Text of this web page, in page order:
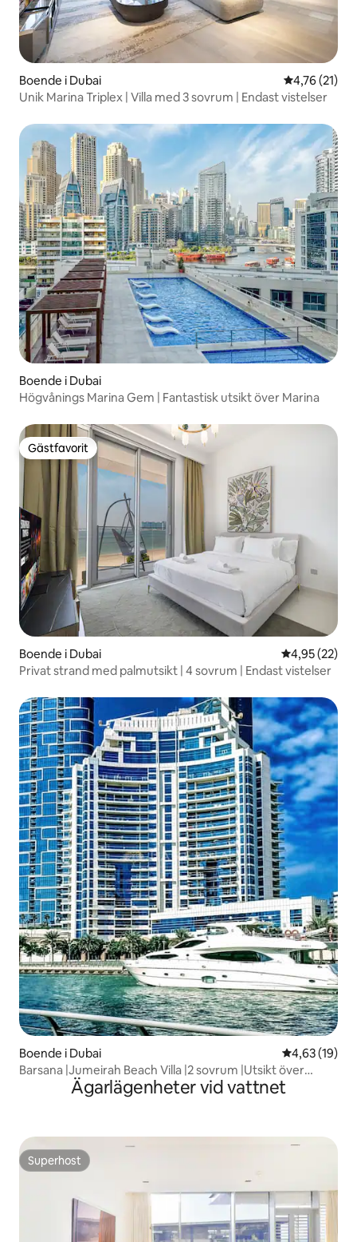
Boende i Dubai 4,76 av 5 i
4,76 (21)
Unik Marina Triplex | Villa med 3 sovrum | Endast vistelser
Boende i Dubai
Högvånings Marina Gem | Fantastisk utsikt över Marina
Gästfavorit
Gästfavorit
Boende i Dubai 4,95 av 5 i
4,95 (22)
Privat strand med palmutsikt | 4 sovrum | Endast vistelser
Boende i Dubai 4,63 av 5 i
4,63 (19)
Barsana |Jumeirah Beach Villa |2 sovrum |Utsikt över
Ägarlägenheter vid vattnet
Superhost
Superhost